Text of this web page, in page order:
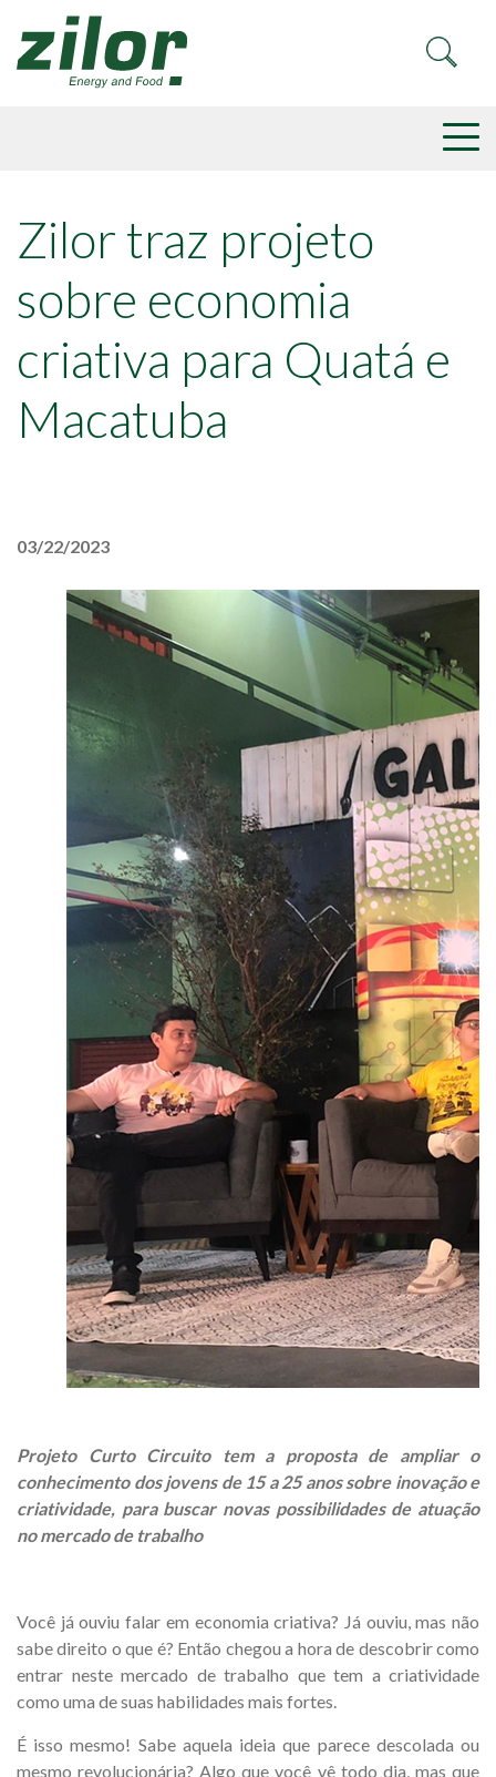
Zilor traz projeto
sobre economia
criativa para Quatá e
Macatuba
03/22/2023
Projeto Curto Circuito tem a proposta de ampliar o
conhecimento dos jovens de 15 a 25 anos sobre inovação e
criatividade, para buscar novas possibilidades de atuação
no mercado de trabalho
Você já ouviu falar em economia criativa? Já ouviu, mas não
sabe direito o que é? Então chegou a hora de descobrir como
entrar neste mercado de trabalho que tem a criatividade
como uma de suas habilidades mais fortes.
É isso mesmo! Sabe aquela ideia que parece descolada ou
mesmo revolucionária? Algo que você vê todo dia, mas que